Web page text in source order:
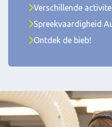
Verschillende
Spreekvaardigheid
Ontdek de bieb!